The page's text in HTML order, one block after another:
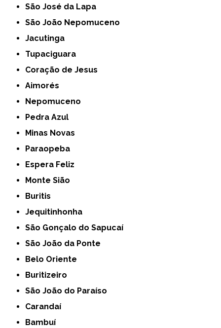
São José da Lapa
São João Nepomuceno
Jacutinga
Tupaciguara
Coração de Jesus
Aimorés
Nepomuceno
Pedra Azul
Minas Novas
Paraopeba
Espera Feliz
Monte Sião
Buritis
Jequitinhonha
São Gonçalo do Sapucaí
São João da Ponte
Belo Oriente
Buritizeiro
São João do Paraíso
Carandaí
Bambuí